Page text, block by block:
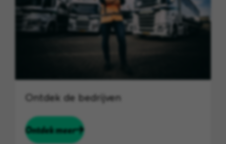
Ontdek de bedrijven
Ontdek meer